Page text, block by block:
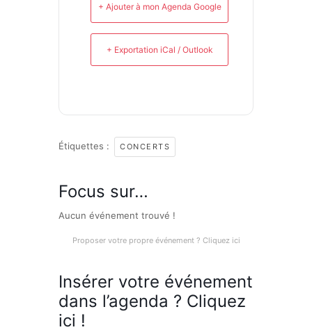
+ Ajouter à mon Agenda Google
+ Exportation iCal / Outlook
Étiquettes : CONCERTS
Focus sur…
Aucun événement trouvé !
Proposer votre propre événement ? Cliquez ici
Insérer votre événement
dans l’agenda ? Cliquez
ici !